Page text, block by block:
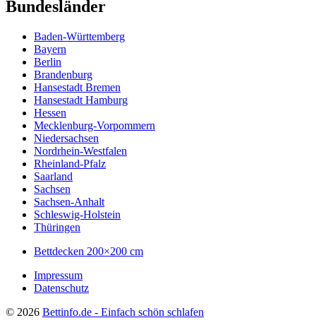
Bundesländer
Baden-Württemberg
Bayern
Berlin
Brandenburg
Hansestadt Bremen
Hansestadt Hamburg
Hessen
Mecklenburg-Vorpommern
Niedersachsen
Nordrhein-Westfalen
Rheinland-Pfalz
Saarland
Sachsen
Sachsen-Anhalt
Schleswig-Holstein
Thüringen
Bettdecken 200×200 cm
Impressum
Datenschutz
© 2026 Bettinfo.de - Einfach schön schlafen